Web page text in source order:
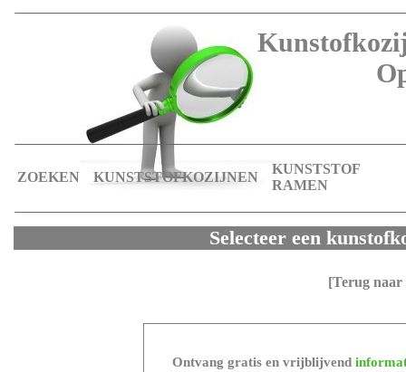
ZOEKEN KUNSTSTOFKOZIJNEN
KUNSTSTOF
RAMEN
Selecteer een
[Terug
Ontvang gratis en vrijblijvend